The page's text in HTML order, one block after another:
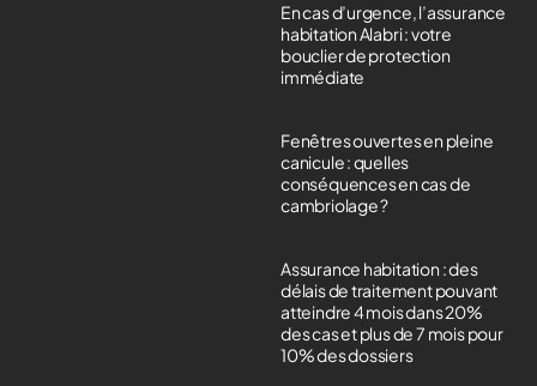
En cas d’urgence, l’assurance
habitation Alabri : votre
bouclier de protection
immédiate
Fenêtres ouvertes en pleine
canicule : quelles
conséquences en cas de
cambriolage ?
Assurance habitation : des
délais de traitement pouvant
atteindre 4 mois dans 20%
des cas et plus de 7 mois pour
10% des dossiers